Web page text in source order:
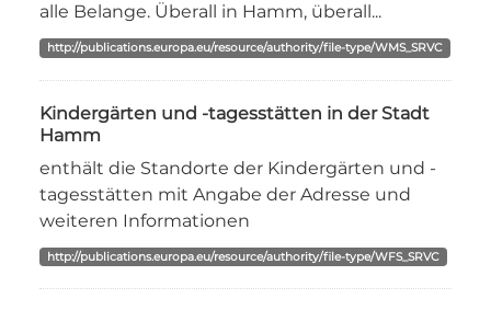
alle Belange. Überall in Hamm, überall...
http://publications.europa.eu/resource/authority/file-type/WMS_SRVC
Kindergärten und -tagesstätten in der Stadt
Hamm
enthält die Standorte der Kindergärten und -
tagesstätten mit Angabe der Adresse und
weiteren Informationen
http://publications.europa.eu/resource/authority/file-type/WFS_SRVC